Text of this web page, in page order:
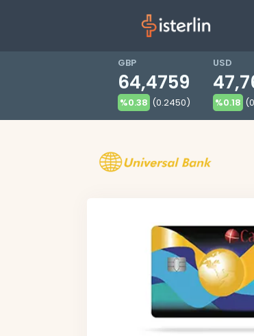
GBP
64,4759
%0.38 (0.2450)
USD
%0.18